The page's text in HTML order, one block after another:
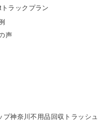
トラックプラン
声
プ神奈川不用品回収トラッシ